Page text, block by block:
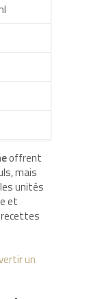
offrent
mais
unités
et
recettes
un